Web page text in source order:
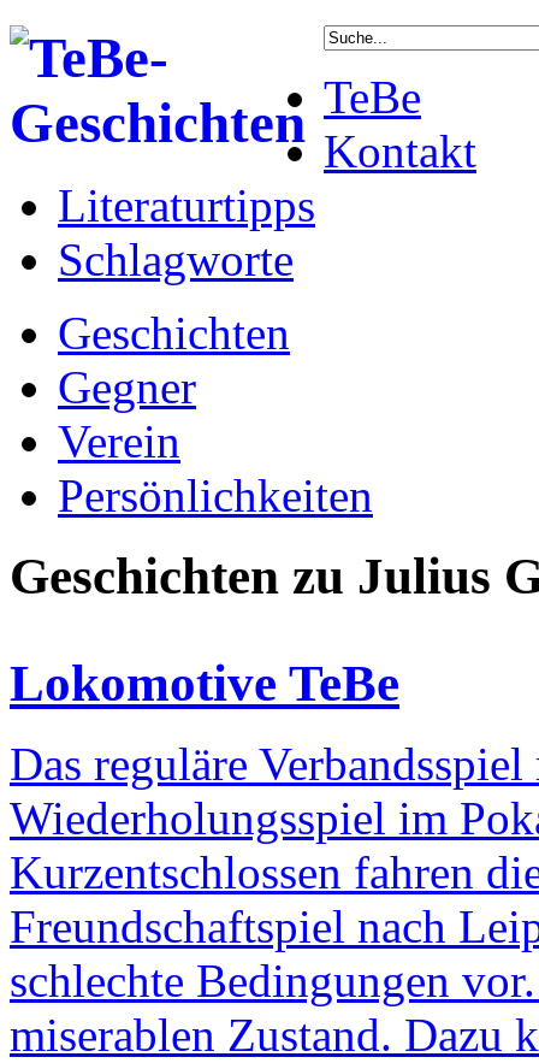
TeBe
Kontakt
Literaturtipps
Schlagworte
Geschichten
Gegner
Verein
Persönlichkeiten
Geschichten zu Julius
Lokomotive TeBe
Das reguläre
Wiederholungsspiel im
Kurzentschlossen fahren
Freundschaftspiel nach
schlechte Bedingungen
miserablen Zustand. Dazu